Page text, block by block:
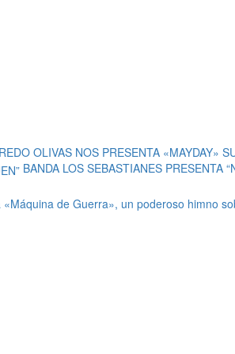
BANDA LOS SEBASTIANES PRESENTA
«Máquina de Guerra», un poderoso himno